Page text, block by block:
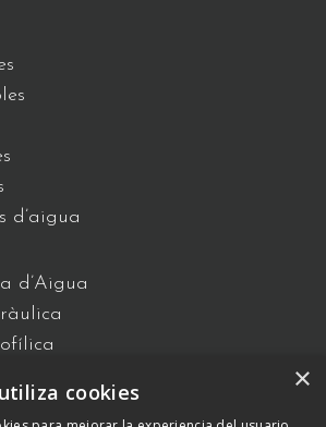
d’aigua
d’Aigua
×
cookies